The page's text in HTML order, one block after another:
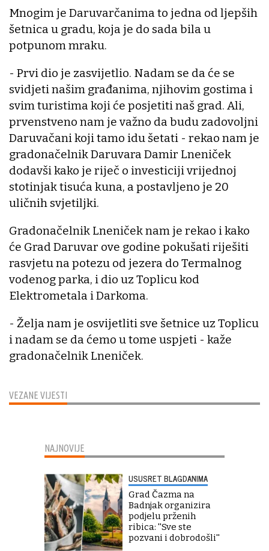
VEZANE VIJESTI
Mnogim je Daruvarčanima to jedna od ljepših
šetnica u gradu, koja je do sada bila u
potpunom mraku.
- Prvi dio je zasvijetlio. Nadam se da će se
svidjeti našim građanima, njihovim gostima i
svim turistima koji će posjetiti naš grad. Ali,
prvenstveno nam je važno da budu zadovoljni
Daruvačani koji tamo idu šetati - rekao nam je
gradonačelnik Daruvara Damir Lneniček
dodavši kako je riječ o investiciji vrijednoj
stotinjak tisuća kuna, a postavljeno je 20
uličnih svjetiljki.
Gradonačelnik Lneniček nam je rekao i kako
će Grad Daruvar ove godine pokušati riješiti
rasvjetu na potezu od jezera do Termalnog
vodenog parka, i dio uz Toplicu kod
Elektrometala i Darkoma.
- Želja nam je osvijetliti sve šetnice uz Toplicu
i nadam se da ćemo u tome uspjeti - kaže
gradonačelnik Lneniček.
NAJNOVIJE
USUSRET BLAGDANIMA
Grad Čazma na
Badnjak organizira
podjelu prženih
ribica: ''Sve ste
pozvani i dobrodošli''